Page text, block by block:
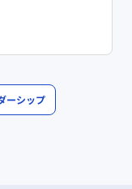
ーシップ